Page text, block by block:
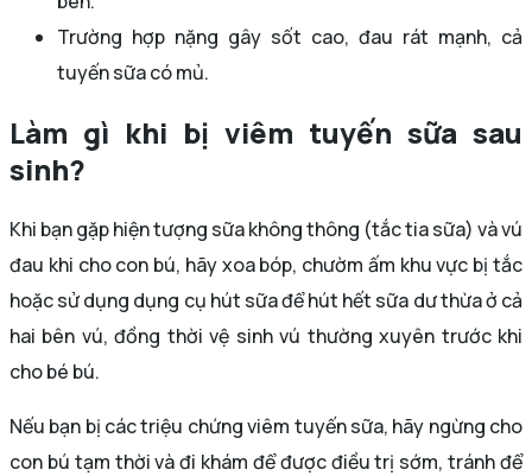
Trường hợp nặng gây sốt cao, đau rát mạnh, cả
tuyến sữa có mủ.
Làm gì khi bị viêm tuyến sữa sau
sinh?
Khi bạn gặp hiện tượng sữa không thông (tắc tia sữa) và vú
đau khi cho con bú, hãy xoa bóp, chườm ấm khu vực bị tắc
hoặc sử dụng dụng cụ hút sữa để hút hết sữa dư thừa ở cả
hai bên vú, đồng thời vệ sinh vú thường xuyên trước khi
cho bé bú.
Nếu bạn bị các triệu chứng viêm tuyến sữa, hãy ngừng cho
con bú tạm thời và đi khám để được điều trị sớm, tránh để